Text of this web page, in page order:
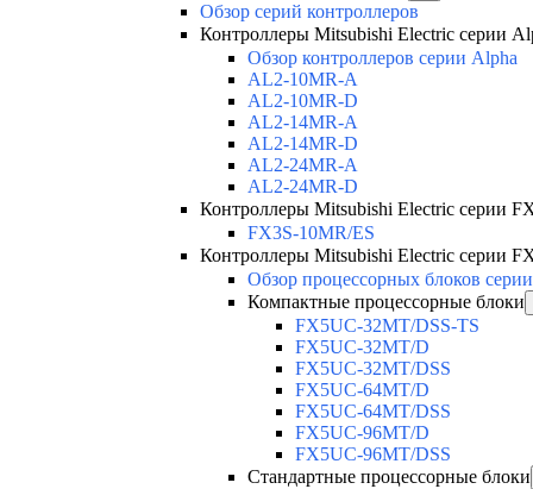
Обзор серий контроллеров
Контроллеры Mitsubishi Electric серии
Обзор контроллеров серии Alpha
AL2-10MR-A
AL2-10MR-D
AL2-14MR-A
AL2-14MR-D
AL2-24MR-A
AL2-24MR-D
Контроллеры Mitsubishi Electric серии
FX3S-10MR/ES
Контроллеры Mitsubishi Electric серии
Обзор процессорных блоков
Компактные процессорные блоки
FX5UC-32MT/DSS-TS
FX5UC-32MT/D
FX5UC-32MT/DSS
FX5UC-64MT/D
FX5UC-64MT/DSS
FX5UC-96MT/D
FX5UC-96MT/DSS
Стандартные процессорные блоки